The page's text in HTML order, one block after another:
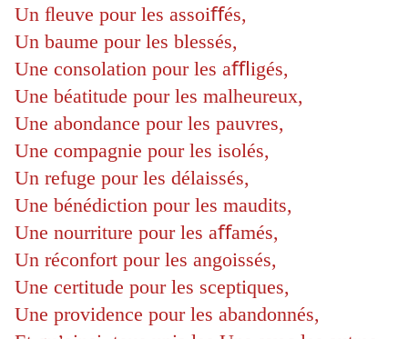
Un ﬂeuve pour les assoiﬀés,
Un baume pour les blessés,
Une consolation pour les aﬄigés,
Une béatitude pour les malheureux,
Une abondance pour les pauvres,
Une compagnie pour les isolés,
Un refuge pour les délaissés,
Une bénédiction pour les maudits,
Une nourriture pour les aﬀamés,
Un réconfort pour les angoissés,
Une certitude pour les sceptiques,
Une providence pour les abandonnés,